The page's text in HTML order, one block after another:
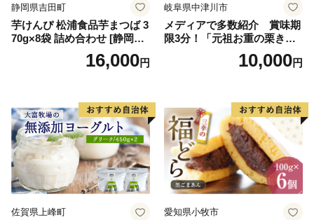
静岡県吉田町
芋けんぴ 松浦食品芋まつば 3
70g×8袋 詰め合わせ [静岡伊
勢丹(松浦食品) 静岡県 吉田町
22424274] 芋ケンピ セット
16,000円
岐阜県中津川市
メディアで多数紹介 賞味期
限3分！「元祖お重の栗きん
とんモンブラン」 【未来の
ご褒美】スイーツ 栗 モンブ
子 菓子 F4N-2298
10,000円
佐賀県上峰町 愛知県小牧市